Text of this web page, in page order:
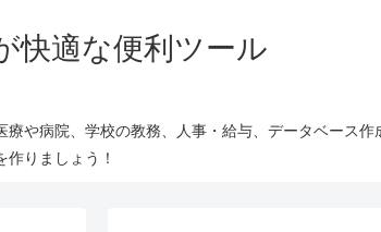
快適な便利ツール
や病院、学校の教務、人事・給与、データベース作
りましょう！